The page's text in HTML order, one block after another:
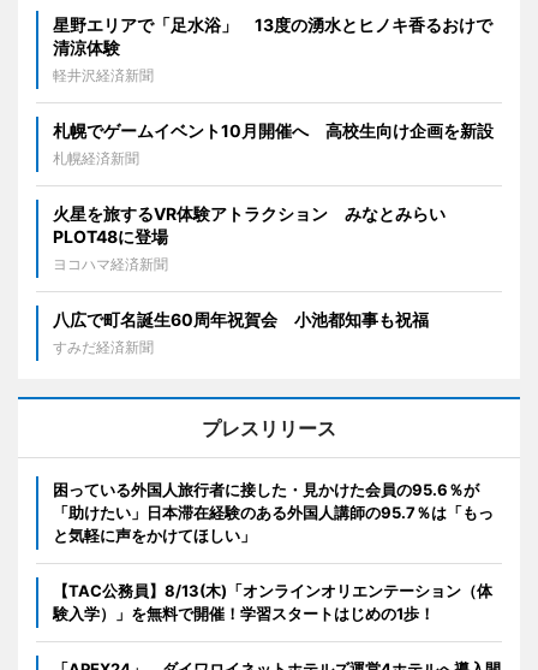
星野エリアで「足水浴」 13度の湧水とヒノキ香るおけで
清涼体験
軽井沢経済新聞
札幌でゲームイベント10月開催へ 高校生向け企画を新設
札幌経済新聞
火星を旅するVR体験アトラクション みなとみらい
PLOT48に登場
ヨコハマ経済新聞
八広で町名誕生60周年祝賀会 小池都知事も祝福
すみだ経済新聞
プレスリリース
困っている外国人旅行者に接した・見かけた会員の95.6％が
「助けたい」日本滞在経験のある外国人講師の95.7％は「もっ
と気軽に声をかけてほしい」
【TAC公務員】8/13(木)「オンラインオリエンテーション（体
験入学）」を無料で開催！学習スタートはじめの1歩！